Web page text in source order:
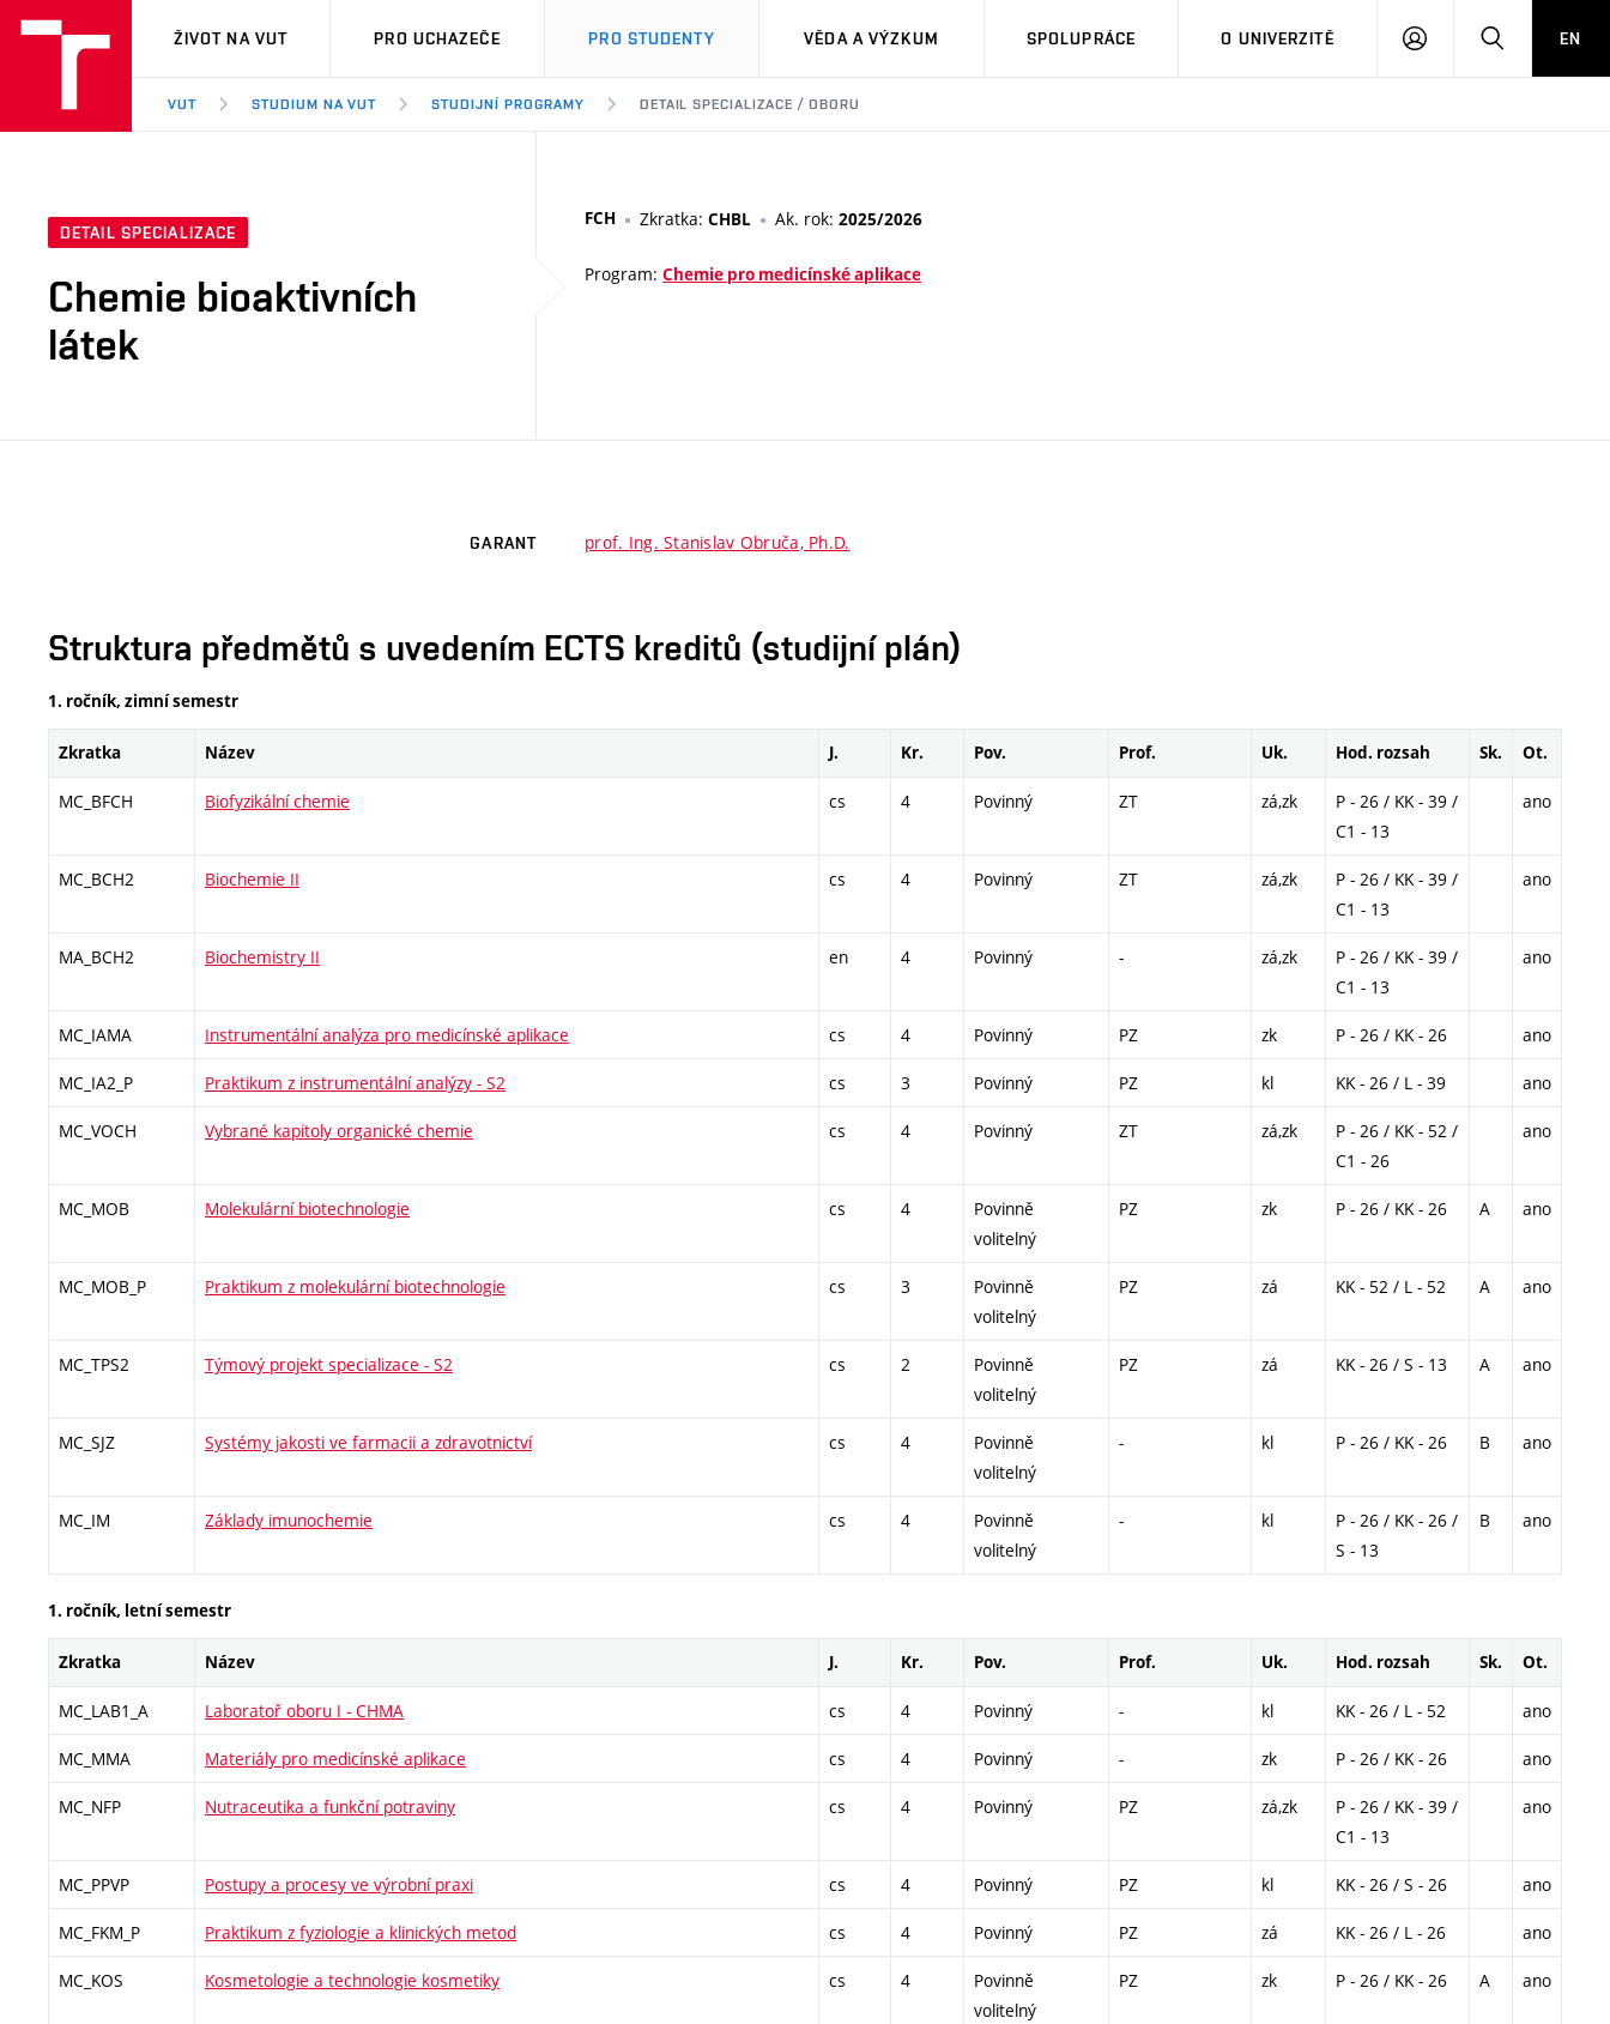
VUT
ŽIVOT NA VUT PRO UCHAZEČE PRO STUDENTY VĚDA A VÝZKUM SPOLUPRÁCE O UNIVERZITĚ
PŘIHLÁSIT HLEDATEN
VUT STUDIUM NA VUT STUDIJNÍ PROGRAMY DETAIL SPECIALIZACE / OBORU
DETAIL SPECIALIZACE
Chemie bioaktivních
látek
FCH Zkratka: CHBL Ak. rok: 2025/2026
Program: Chemie pro medicínské aplikace
GARANT prof. Ing. Stanislav Obruča, Ph.D.
Struktura předmětů s uvedením ECTS kreditů (studijní plán)
1. ročník, zimní semestr
Zkratka Název J. Kr. Pov. Prof. Uk. Hod. rozsah Sk. Ot.
MC_BFCH Biofyzikální chemie cs 4 Povinný ZT zá,zk
P - 26 / KK - 39 /
C1 - 13
ano
MC_BCH2 Biochemie II cs 4 Povinný ZT zá,zk
P - 26 / KK - 39 /
C1 - 13
ano
MA_BCH2 Biochemistry II en 4 Povinný - zá,zk
P - 26 / KK - 39 /
C1 - 13
ano
MC_IAMA Instrumentální analýza pro medicínské aplikace cs 4 Povinný PZ zk P - 26 / KK - 26 ano
MC_IA2_P Praktikum z instrumentální analýzy - S2 cs 3 Povinný PZ kl KK - 26 / L - 39 ano
MC_VOCH Vybrané kapitoly organické chemie cs 4 Povinný ZT zá,zk
P - 26 / KK - 52 /
C1 - 26
ano
MC_MOB Molekulární biotechnologie cs 4
Povinně
volitelný
PZ zk P - 26 / KK - 26 A ano
MC_MOB_P Praktikum z molekulární biotechnologie cs 3
Povinně
volitelný
PZ zá KK - 52 / L - 52 A ano
MC_TPS2 Týmový projekt specializace - S2 cs 2
Povinně
volitelný
PZ zá KK - 26 / S - 13 A ano
MC_SJZ Systémy jakosti ve farmacii a zdravotnictví cs 4
Povinně
volitelný
- kl P - 26 / KK - 26 B ano
MC_IM Základy imunochemie cs 4
Povinně
volitelný
- kl
P - 26 / KK - 26 /
S - 13
B ano
1. ročník, letní semestr
Zkratka Název J. Kr. Pov. Prof. Uk. Hod. rozsah Sk. Ot.
MC_LAB1_A Laboratoř oboru I - CHMA cs 4 Povinný - kl KK - 26 / L - 52 ano
MC_MMA Materiály pro medicínské aplikace cs 4 Povinný - zk P - 26 / KK - 26 ano
MC_NFP Nutraceutika a funkční potraviny cs 4 Povinný PZ zá,zk
P - 26 / KK - 39 /
C1 - 13
ano
MC_PPVP Postupy a procesy ve výrobní praxi cs 4 Povinný PZ kl KK - 26 / S - 26 ano
MC_FKM_P Praktikum z fyziologie a klinických metod cs 4 Povinný PZ zá KK - 26 / L - 26 ano
MC_KOS Kosmetologie a technologie kosmetiky cs 4
Povinně
volitelný
PZ zk P - 26 / KK - 26 A ano